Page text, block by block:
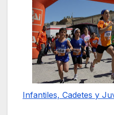
Infantiles, Cadetes y